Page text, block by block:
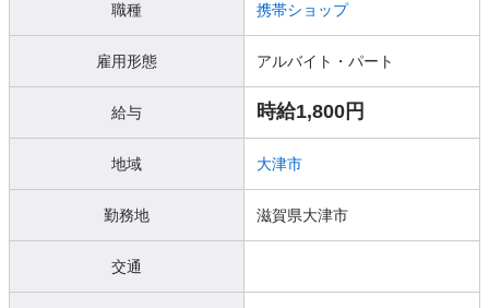
職種 携帯ショップ
雇用形態 アルバイト・パート
給与 時給1,800円
地域 大津市
勤務地 滋賀県大津市
交通